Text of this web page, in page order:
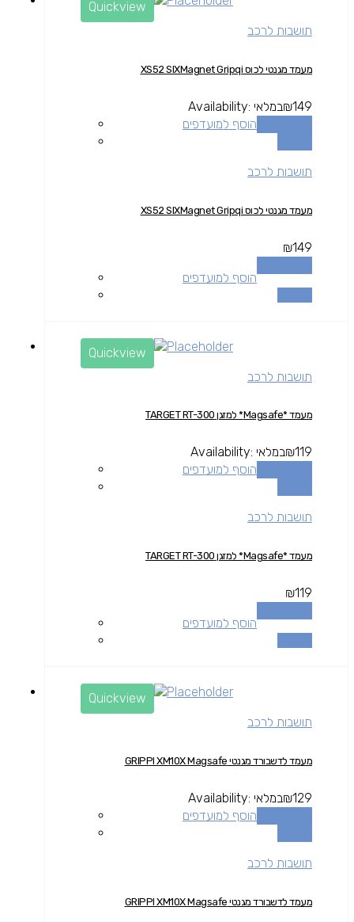
Quickview
תושבות לרכב
מעמד מגנטי לכוס XS52 SIXMagnet Gripqi
₪149
Availability: במלאי
הוסף למועדפים
תושבות לרכב
מעמד מגנטי לכוס XS52 SIXMagnet Gripqi
₪149
הוסף למועדפים
Quickview
תושבות לרכב
מעמד *Magsafe* למזגן TARGET RT-300
₪119
Availability: במלאי
הוסף למועדפים
תושבות לרכב
מעמד *Magsafe* למזגן TARGET RT-300
₪119
הוסף למועדפים
Quickview
תושבות לרכב
מעמד לדשבורד מגנטי GRIPPI XM10X Magsafe
₪129
Availability: במלאי
הוסף למועדפים
תושבות לרכב
מעמד לדשבורד מגנטי GRIPPI XM10X Magsafe